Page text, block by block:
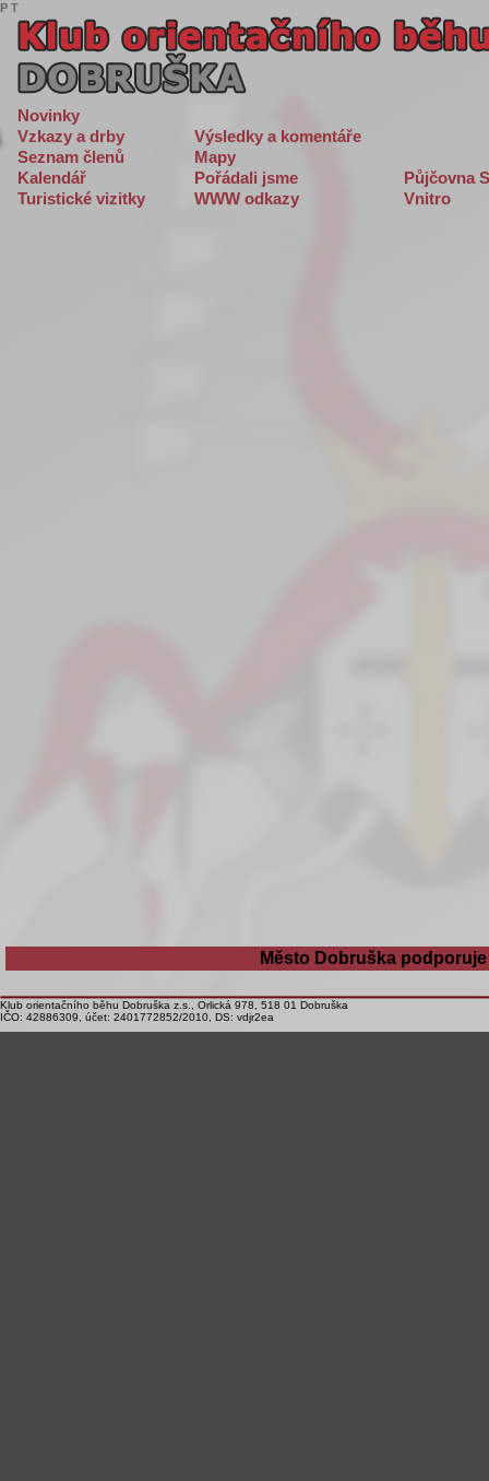
Novinky
Vzkazy a drby
Výsledky a komentáře
Seznam členů
Mapy
Kalendář
Pořádali jsme
Půjčovna
Turistické vizitky
WWW odkazy Vnitro
Město Dobruška
Klub orientačního běhu Dobruška z.s., Orlická 978, 518 01 Dobruška
IČO: 42886309, účet: 2401772852/2010, DS: vdjr2ea
P T